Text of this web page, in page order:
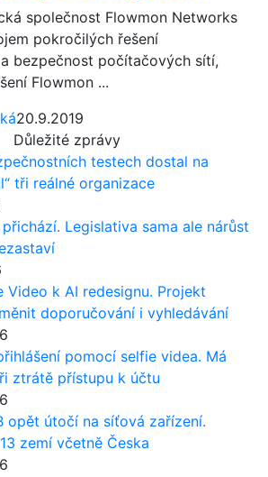
společnost Flowmon Networks
pokročilých řešení
bezpečnost počítačových sítí,
Flowmon ...
20.9.2019
Důležité zprávy
testech dostal na
tři reálné organizace
Legislativa sama ale nárůst
Video k AI redesignu. Projekt
doporučování i vyhledávání
pomocí selfie videa. Má
ztrátě přístupu k účtu
opět útočí na síťová zařízení.
zemí včetně Česka